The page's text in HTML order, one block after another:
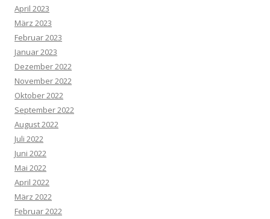
April 2023
März 2023
Februar 2023
Januar 2023
Dezember 2022
November 2022
Oktober 2022
September 2022
August 2022
Juli 2022
Juni 2022
Mai 2022
April 2022
März 2022
Februar 2022